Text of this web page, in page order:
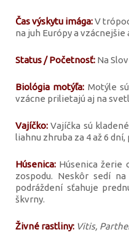
Čas výskytu imága:V
na juh Európy a
Status / Početnosť: Na
Biológia motýľa: Motýle
vzácne prilietajú aj na
Vajíčko: Vajíčka sú
liahnu zhruba za 4 až 6
Húsenica: Húsenica žerie
zospodu. Neskôr sedí
podráždení sťahuje
škvrny.
Živné rastliny: Vitis,